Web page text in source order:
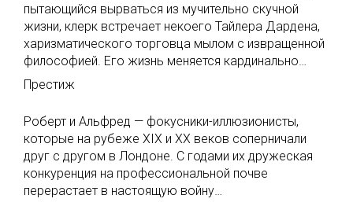
пытающийся вырваться из мучительно скучной
жизни, клерк встречает некоего Тайлера Дардена,
харизматического торговца мылом с извращенной
философией. Его жизнь меняется кардинально…
Престиж
Роберт и Альфред — фокусники-иллюзионисты,
которые на рубеже XIX и XX веков соперничали
друг с другом в Лондоне. С годами их дружеская
конкуренция на профессиональной почве
перерастает в настоящую войну…